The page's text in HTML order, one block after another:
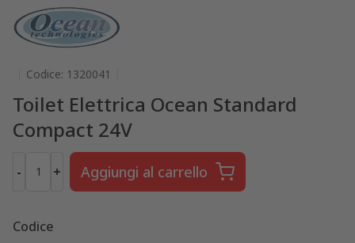
Codice: 1320041
Toilet Elettrica Ocean Standard
Compact 24V
- + Aggiungi al carrello
Codice